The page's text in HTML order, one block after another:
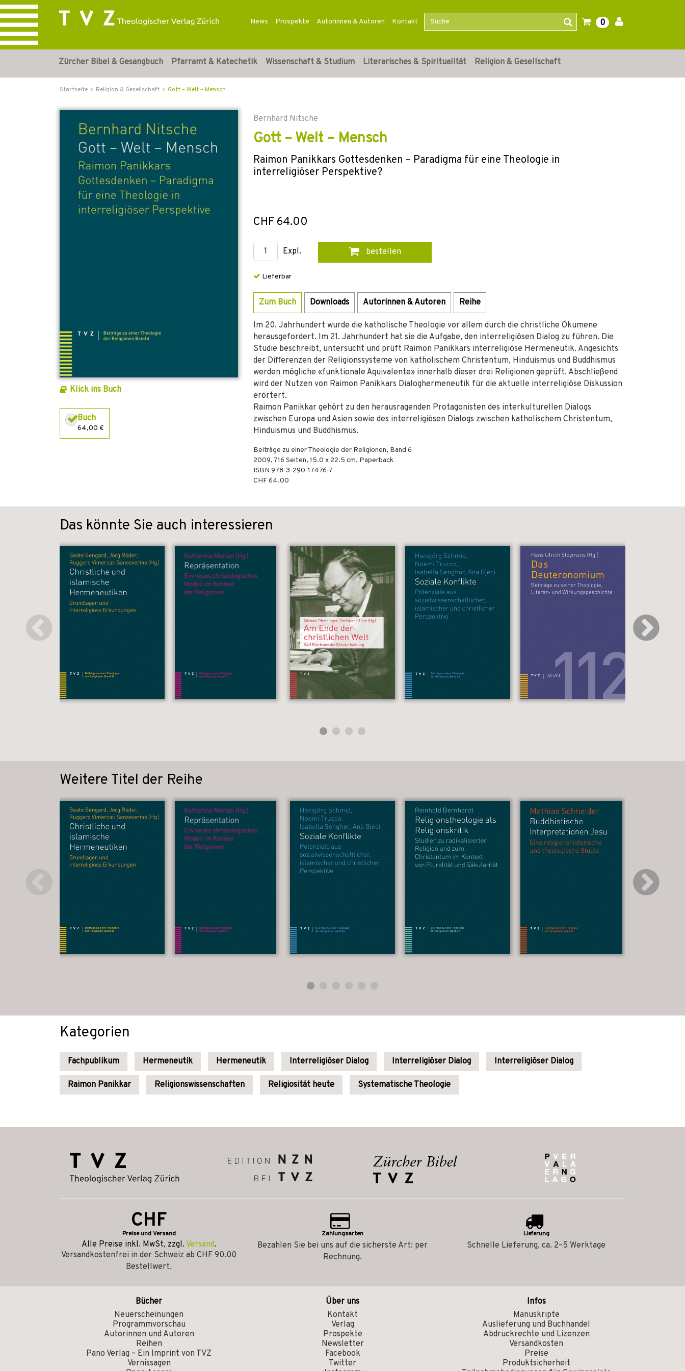
News Prospekte Autorinnen & Autoren Kontakt 0
Zürcher Bibel & Gesangbuch Pfarramt & Katechetik Wissenschaft & Studium Literarisches & Spiritualität Religion & Gesellschaft
Startseite Religion & Gesellschaft Gott – Welt – Mensch
Klick ins Buch
Buch
64,00 €
Bernhard Nitsche
Gott – Welt – Mensch
Raimon Panikkars Gottesdenken – Paradigma für eine Theologie in
interreligiöser Perspektive?
CHF 64.00
Expl. bestellen
Lieferbar
Zum Buch Downloads Autorinnen & Autoren Reihe
Im 20. Jahrhundert wurde die katholische Theologie vor allem durch die christliche Ökumene
herausgefordert. Im 21. Jahrhundert hat sie die Aufgabe, den interreligiösen Dialog zu führen. Die
Studie beschreibt, untersucht und prüft Raimon Panikkars interreligiöse Hermeneutik. Angesichts
der Differenzen der Religionssysteme von katholischem Christentum, Hinduismus und Buddhismus
werden mögliche «funktionale Äquivalente» innerhalb dieser drei Religionen geprüft. Abschließend
wird der Nutzen von Raimon Panikkars Dialoghermeneutik für die aktuelle interreligiöse Diskussion
erörtert.
Raimon Panikkar gehört zu den herausragenden Protagonisten des interkulturellen Dialogs
zwischen Europa und Asien sowie des interreligiösen Dialogs zwischen katholischem Christentum,
Hinduismus und Buddhismus.
Beiträge zu einer Theologie der Religionen, Band 6
2009, 716 Seiten, 15.0 x 22.5 cm, Paperback
ISBN 978-3-290-17476-7
CHF 64.00
Das könnte Sie auch interessieren
Weitere Titel der Reihe
Kategorien
Fachpublikum Hermeneutik Hermeneutik Interreligiöser Dialog Interreligiöser Dialog Interreligiöser Dialog
Raimon Panikkar Religionswissenschaften Religiosität heute Systematische Theologie
CHF
Preise und Versand
Alle Preise inkl. MwSt, zzgl. Versand.
Versandkostenfrei in der Schweiz ab CHF 90.00
Bestellwert.
Zahlungsarten
Bezahlen Sie bei uns auf die sicherste Art: per
Rechnung.
Lieferung
Schnelle Lieferung, ca. 2–5 Werktage
Bücher
Neuerscheinungen
Programmvorschau
Autorinnen und Autoren
Reihen
Pano Verlag – Ein Imprint von TVZ
Vernissagen
Über uns
Kontakt
Verlag
Prospekte
Newsletter
Facebook
Twitter
Infos
Manuskripte
Auslieferung und Buchhandel
Abdruckrechte und Lizenzen
Versandkosten
Preise
Produktsicherheit